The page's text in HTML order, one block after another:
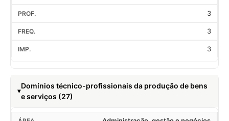
3
3
3
Domínios técnico-profissionais da produção de bens
e serviços (27)